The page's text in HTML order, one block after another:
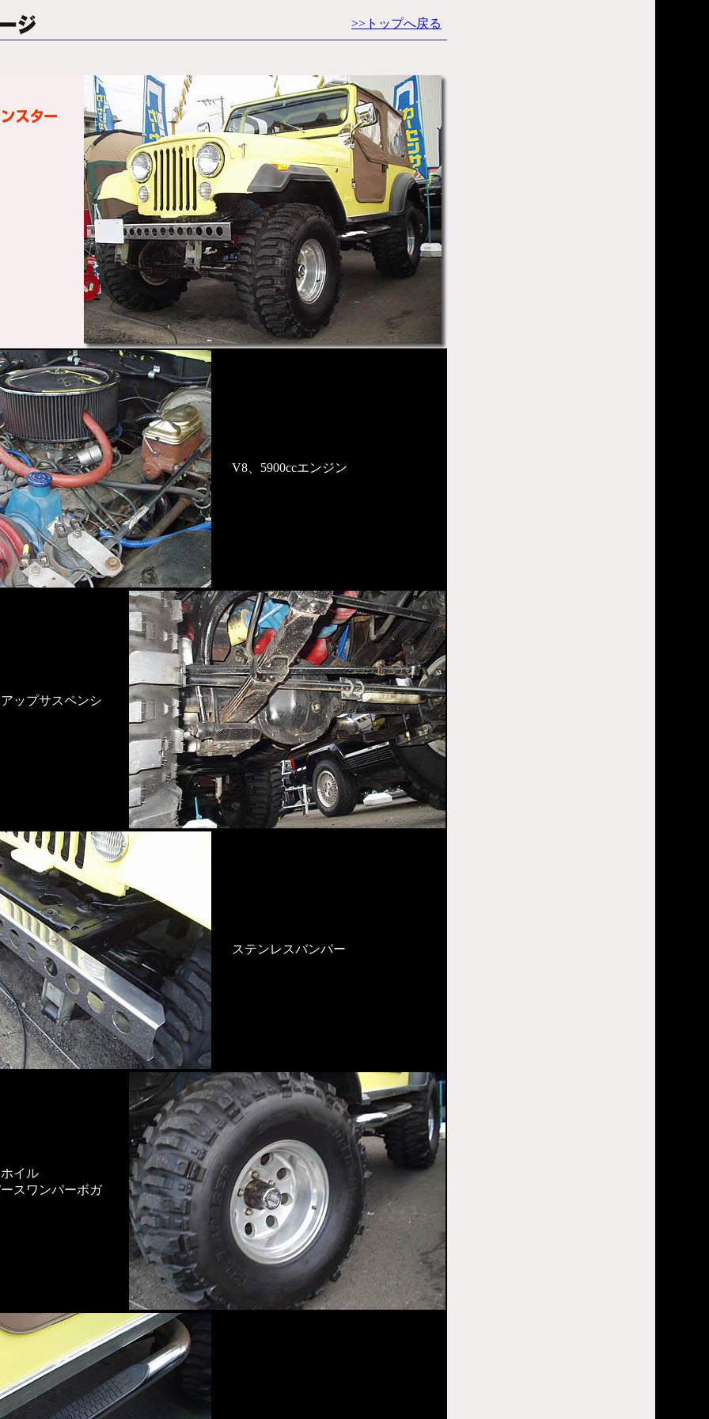
>>トップへ戻る
V8、5900ccエンジン
ップサスペンシ
ステンレスバンパー
イル
スワンパーボガ